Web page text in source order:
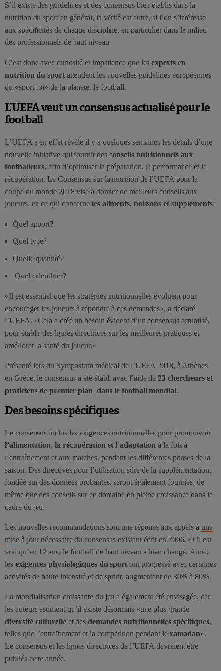
S’il existe des guidelines et des consensus bien établis dans la
nutrition du sport en général, la vérité est autre, si l’on s’intéresse
aux spécificités de chaque discipline, en particulier dans le milieu
des professionnels de haut niveau.
C’est donc avec curiosité et impatience que les experts en
nutrition du sport attendent les nouvelles guidelines européennes
du «sport roi» de la planète, le football.
L’UEFA veut un consensus actualisé pour le
football
L’UEFA a en effet révélé il y a quelques semaines les détails d’une
nouvelle initiative qui fournit des conseils nutritionnels aux
footballeurs, afin d’optimiser la préparation, la performance et la
récupération. Le Consensus sur la nutrition de l’UEFA pour la
coupe du monde 2018 vise à donner de meilleurs conseils aux
joueurs, en ce qui concerne les aliments, boissons et suppléments:
Quel apport?
Quel type?
Quelle quantité?
Quel calendrier?
«Il est essentiel que les stratégies nutritionnelles évoluent pour
encourager les joueurs à répondre à ces demandes», a déclaré
l’UEFA. «Cela a créé un besoin évident d’un consensus actualisé,
pour établir des lignes directrices sur les meilleures pratiques et
améliorer la santé du joueur.»
Présenté lors du Symposium médical de l’UEFA 2018, à Athènes
en Grèce, le consensus a été établi avec l’aide de 23 chercheurs et
praticiens de premier plan dans le football mondial.
Des besoins spécifiques
Le consensus inclus les exigences nutritionnelles pour promouvoir
l’alimentation, la récupération et l’adaptation à la fois à
l’entraînement et aux matches, pendant les différentes phases de la
saison. Des directives pour l’utilisation sûre de la supplémentation,
fondée sur des données probantes, seront également fournies, de
même que des conseils sur ce domaine en pleine croissance dans le
cadre du jeu.
Les nouvelles recommandations sont une réponse aux appels à une
mise à jour nécessaire du consensus existant écrit en 2006. Et il est
vrai qu’en 12 ans, le football de haut niveau a bien changé. Ainsi,
les exigences physiologiques du sport ont progressé avec certaines
activités de haute intensité et de sprint, augmentant de 30% à 80%.
La mondialisation croissante du jeu a également été envisagée, car
les auteurs estiment qu’il existe désormais «une plus grande
diversité culturelle et des demandes nutritionnelles spécifiques,
telles que l’entraînement et la compétition pendant le ramadan».
Le consensus et les lignes directrices de l’UEFA devraient être
publiés cette année.